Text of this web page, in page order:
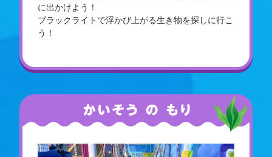
に出かけよう！
ブラックライトで浮かび上がる生き物を探しに行こ
う！